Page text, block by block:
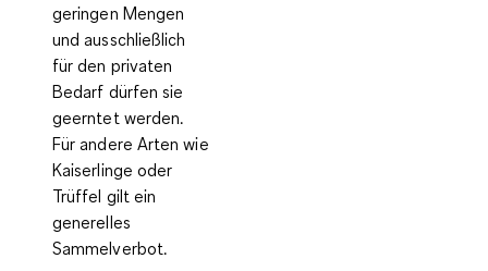
geringen Mengen
und ausschließlich
für den privaten
Bedarf dürfen sie
geerntet werden.
Für andere Arten wie
Kaiserlinge oder
Trüffel gilt ein
generelles
Sammelverbot.